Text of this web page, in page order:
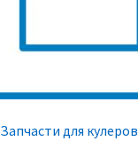
Запчасти для кулеров